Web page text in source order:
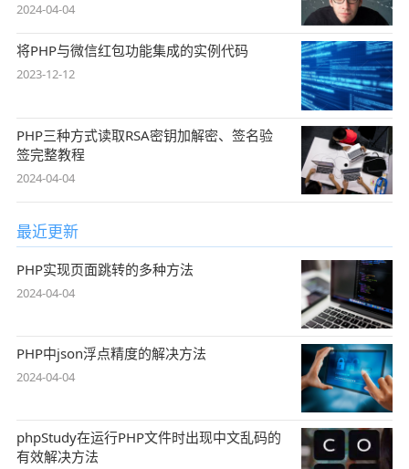
2024-04-04
将PHP与微信红包功能集成的实例代码
2023-12-12
PHP三种方式读取RSA密钥加解密、签名验
签完整教程
2024-04-04
最近更新
PHP实现页面跳转的多种方法
2024-04-04
PHP中json浮点精度的解决方法
2024-04-04
phpStudy在运行PHP文件时出现中文乱码的
有效解决方法